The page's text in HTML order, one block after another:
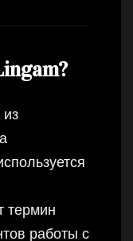
термин
работы с